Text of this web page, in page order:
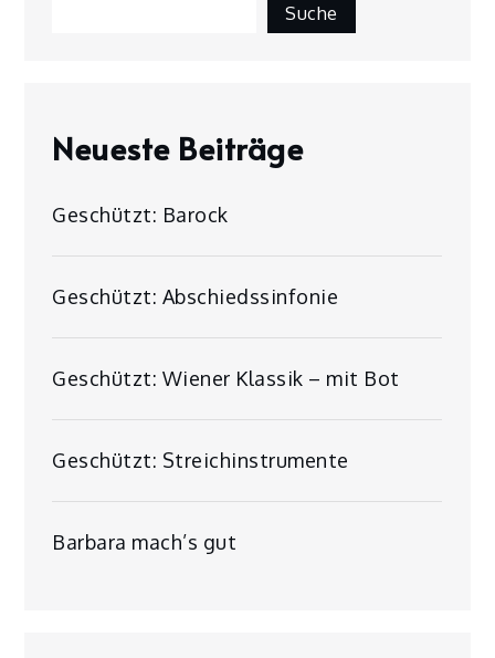
Suche
Neueste Beiträge
Geschützt: Barock
Geschützt: Abschiedssinfonie
Geschützt: Wiener Klassik – mit Bot
Geschützt: Streichinstrumente
Barbara mach’s gut